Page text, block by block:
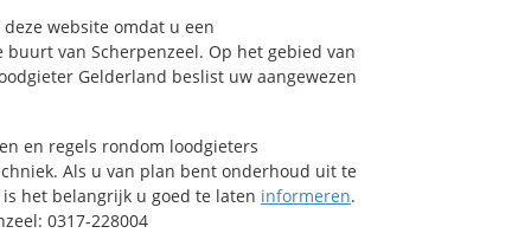
website omdat u een
van Scherpenzeel. Op het gebied van
Gelderland beslist uw aangewezen
en regels rondom loodgieters
Als u van plan bent onderhoud uit te
het belangrijk u goed te laten informeren.
0317-228004